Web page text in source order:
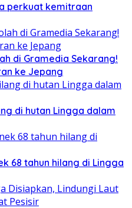
perkuat kemitraan
di Gramedia Sekarang!
ke Jepang
di hutan Lingga dalam
68 tahun hilang di Lingga